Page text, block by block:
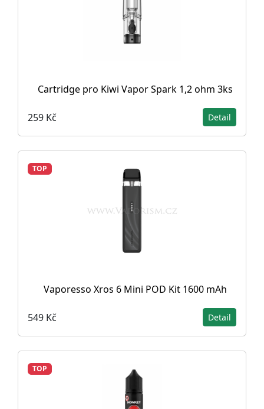
Cartridge pro Kiwi Vapor Spark 1,2 ohm 3ks
259 Kč Detail
TOP
Vaporesso Xros 6 Mini POD Kit 1600 mAh
549 Kč Detail
TOP